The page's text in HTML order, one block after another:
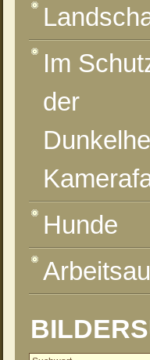
Im
der
Hunde